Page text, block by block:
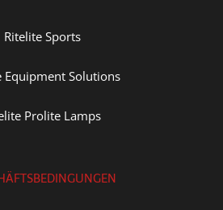
Ritelite Sports
Equipment Solutions
Prolite Lamps